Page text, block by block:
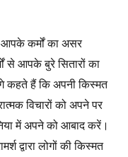
आपके कर्मों का असर
से आपके बुरे सितारों का
कहते हैं कि अपनी किस्मत
विचारों को अपने पर
में अपने को आबाद करें।
द्वारा लोगों की किस्मत